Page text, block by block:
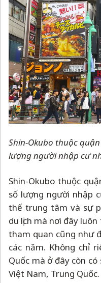
Shin-Okubo thuộc
lượng người nhập cư
Shin-Okubo thuộc
số lượng người nhập
thế trung tâm và sự
du lịch mà nơi đây
tham quan cũng như
các năm. Không chỉ
Quốc mà ở đây còn
Việt Nam, Trung Quốc.